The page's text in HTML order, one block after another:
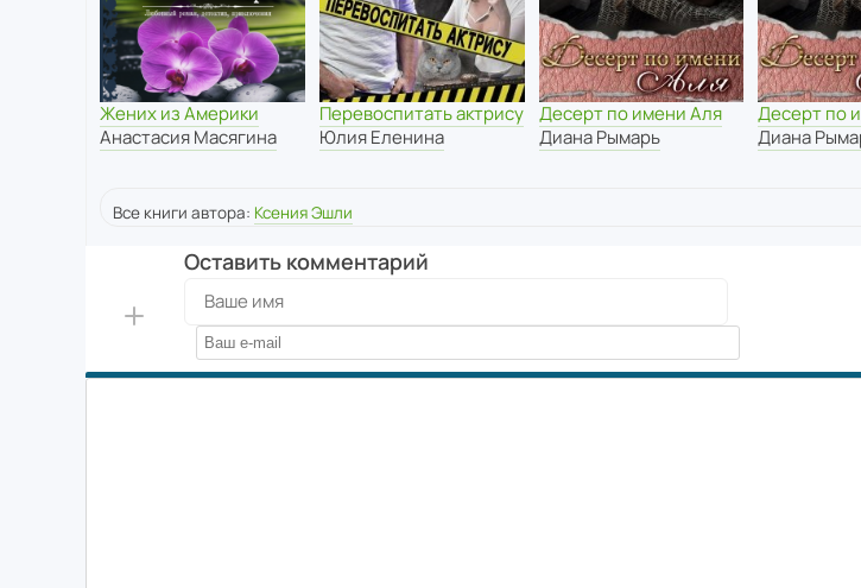
Жених из Америки
Анастасия Масягина
Перевоспитать актрису
Юлия Еленина
Десерт по имени Аля
Диана Рымарь
Десерт по
Диана
Все книги автора: Ксения Эшли
Оставить комментарий